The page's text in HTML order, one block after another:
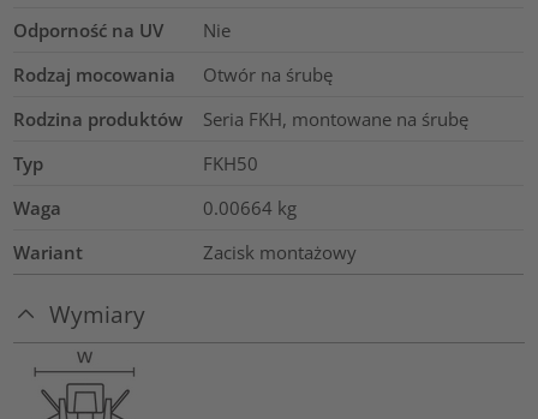
Odporność na UV
Nie
Rodzaj mocowania
Otwór na śrubę
Rodzina produktów
Seria FKH, montowane na śrubę
Typ
FKH50
Waga
0.00664 kg
Wariant
Zacisk montażowy
Wymiary